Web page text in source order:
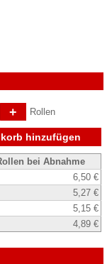
+ Rollen
hinzufügen
bei Abnahme
6,50 €
5,27 €
5,15 €
4,89 €